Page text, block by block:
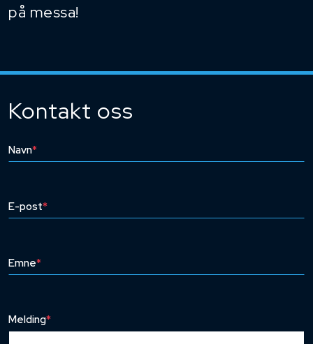
på messa!
Kontakt oss
Navn*
E-post*
Emne*
Melding*